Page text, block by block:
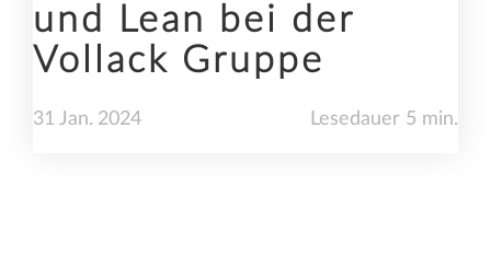
und Lean bei der
Vollack Gruppe
31 Jan. 2024 Lesedauer 5 min.